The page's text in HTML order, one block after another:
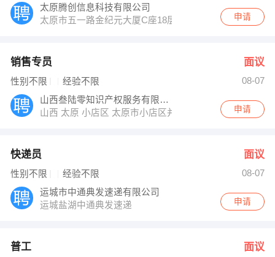
太原腾创信息科技有限公司
太原市五一路金纪元大厦C座18层C2室
申请
销售专员 面议
性别不限 经验不限
08-07
山西叁陆零知识产权服务有限公司
山西 太原 小店区 太原市小店区并州南路6号1幢鼎太风华
申请
快递员 面议
性别不限 经验不限
08-07
运城市中通典发速递有限公司
运城盐湖中通典发速递
申请
普工 面议